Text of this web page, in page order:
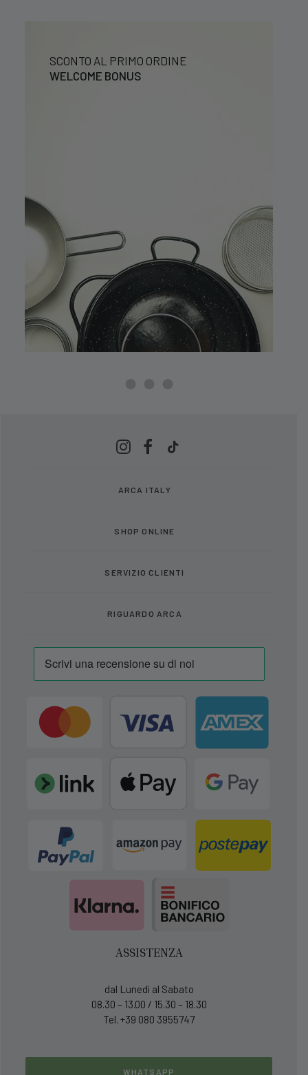
SCONTO AL PRIMO ORDINE
WELCOME BONUS
ARCA ITALY
SHOP ONLINE
SERVIZIO CLIENTI
RIGUARDO ARCA
ASSISTENZA
dal Lunedì al Sabato
08.30 – 13.00 / 15.30 – 18.30
Tel. +39 080 3955747
WHATSAPP